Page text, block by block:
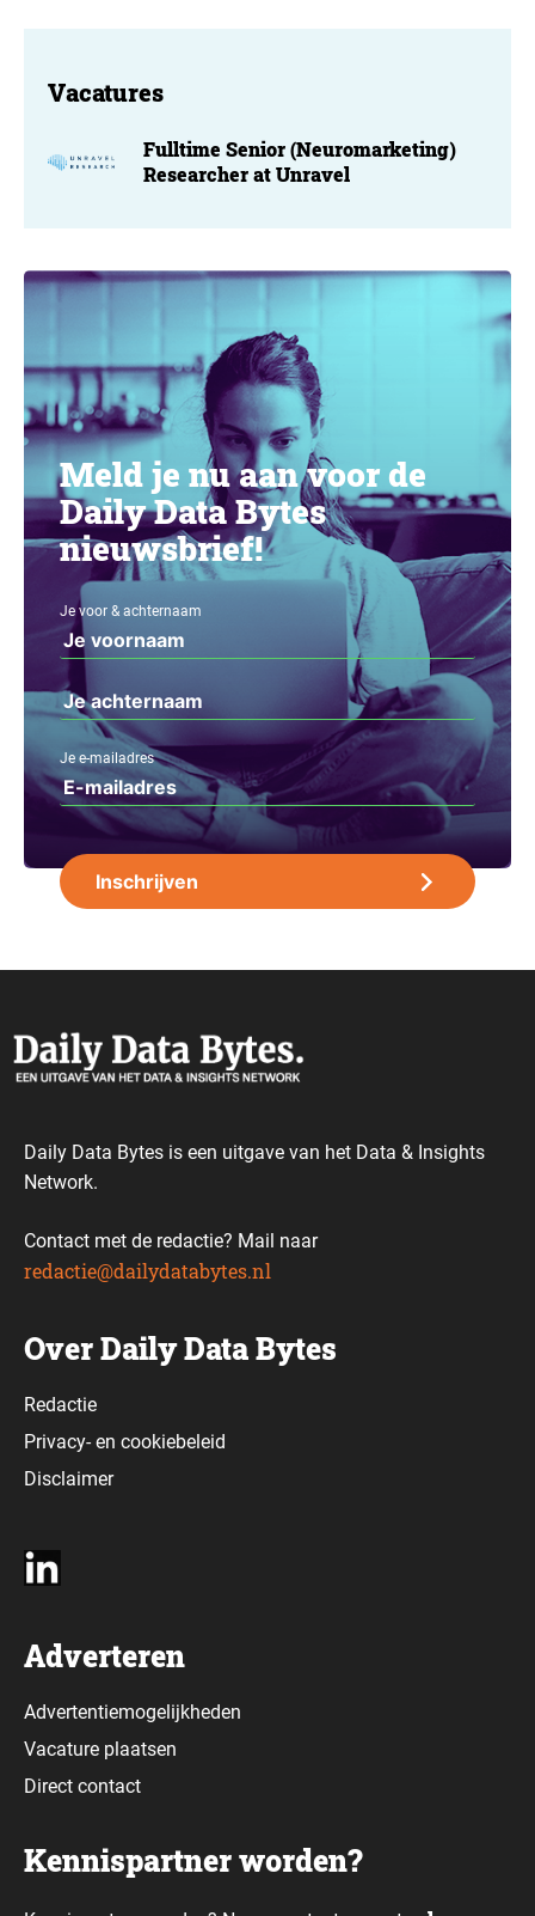
Vacatures
Fulltime Senior (Neuromarketing)
Researcher at Unravel
Meld je nu aan voor de
Daily Data Bytes
nieuwsbrief!
Je voor & achternaam
Je e-mailadres
Daily Data Bytes is een uitgave van het Data & Insights
Network.
Contact met de redactie? Mail naar
redactie@dailydatabytes.nl
Over Daily Data Bytes
Redactie
Privacy-en cookiebeleid
Disclaimer
Adverteren
Advertentiemogelijkheden
Vacature plaatsen
Direct contact
Kennispartner worden?